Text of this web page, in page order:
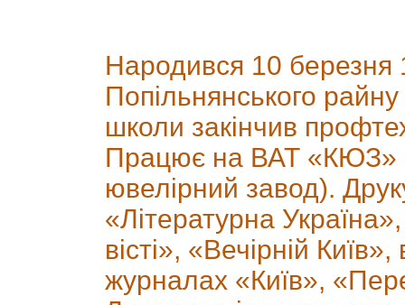
Hародився 10 березня
Попільнянського
школи закінчив
Працює на ВАТ «КЮЗ»
ювелірний завод).
«Літературна
вісті», «Вечірній
журналах «Київ»,